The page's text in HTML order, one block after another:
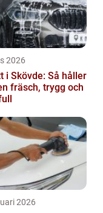
2026
i Skövde: Så håller
fräsch, trygg och
2026